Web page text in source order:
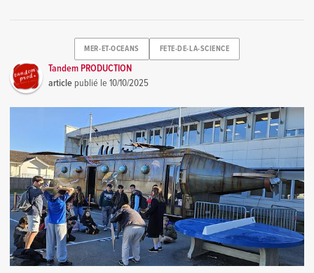
MER-ET-OCEANS FETE-DE-LA-SCIENCE
Tandem PRODUCTION
article publié le10/10/2025